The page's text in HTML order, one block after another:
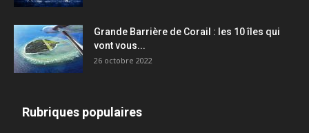
Grande Barrière de Corail : les 10 îles qui
vont vous...
26 octobre 2022
Rubriques populaires